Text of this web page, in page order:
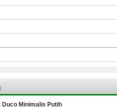
Duco Minimalis Putih